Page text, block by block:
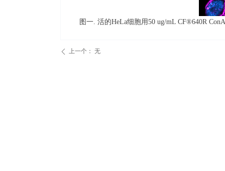
图一. 活的HeLa细胞用50 ug/mL CF®640R
ꄴ 上一个： 无